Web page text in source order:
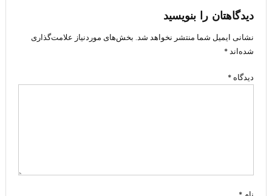
دیدگاهتان را بنویسید
نشانی ایمیل شما منتشر نخواهد شد. بخش‌های موردنیاز علامت‌گذاری
شده‌اند*
دیدگاه *